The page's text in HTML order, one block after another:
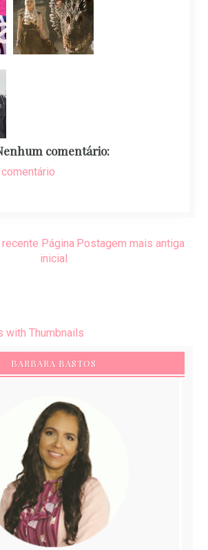
comentário:
Postagem mais antiga
Página
inicial
BARBARA BASTOS